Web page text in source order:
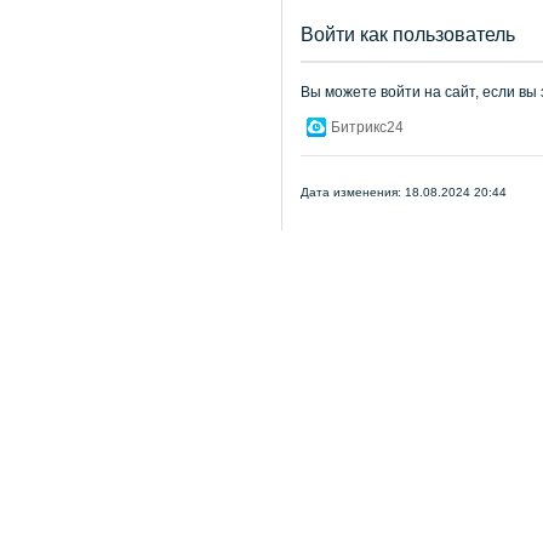
Войти как пользователь
Вы можете войти на сайт, если вы
Битрикс24
Дата изменения: 18.08.2024 20:44